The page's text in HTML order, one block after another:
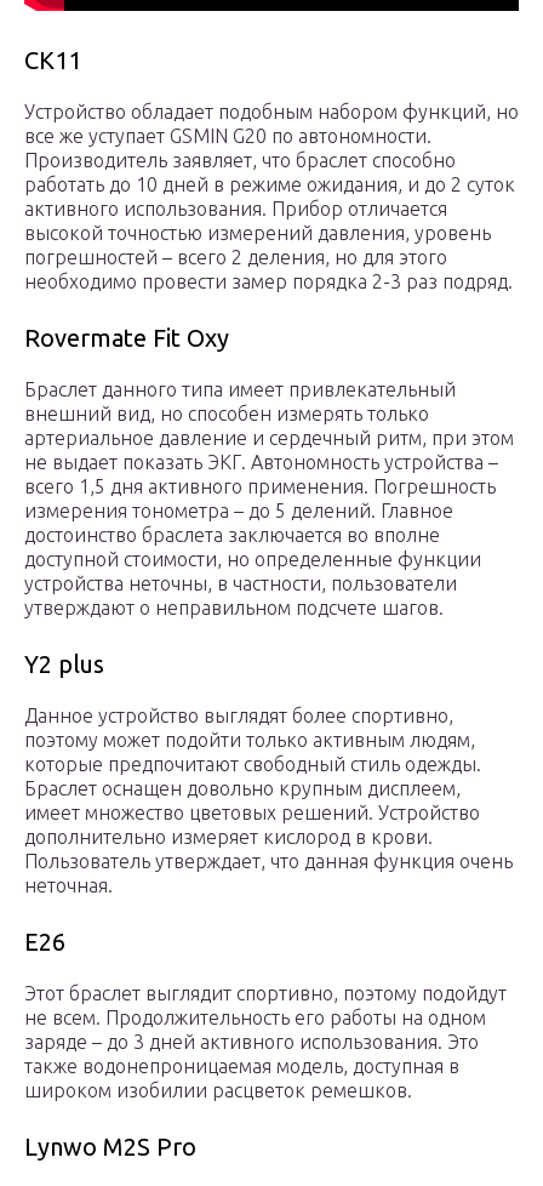
CK11
Устройство обладает подобным набором функций, но
все же уступает GSMIN G20 по автономности.
Производитель заявляет, что браслет способно
работать до 10 дней в режиме ожидания, и до 2 суток
активного использования. Прибор отличается
высокой точностью измерений давления, уровень
погрешностей – всего 2 деления, но для этого
необходимо провести замер порядка 2-3 раз подряд.
Rovermate Fit Oxy
Браслет данного типа имеет привлекательный
внешний вид, но способен измерять только
артериальное давление и сердечный ритм, при этом
не выдает показать ЭКГ. Автономность устройства –
всего 1,5 дня активного применения. Погрешность
измерения тонометра – до 5 делений. Главное
достоинство браслета заключается во вполне
доступной стоимости, но определенные функции
устройства неточны, в частности, пользователи
утверждают о неправильном подсчете шагов.
Y2 plus
Данное устройство выглядят более спортивно,
поэтому может подойти только активным людям,
которые предпочитают свободный стиль одежды.
Браслет оснащен довольно крупным дисплеем,
имеет множество цветовых решений. Устройство
дополнительно измеряет кислород в крови.
Пользователь утверждает, что данная функция очень
неточная.
E26
Этот браслет выглядит спортивно, поэтому подойдут
не всем. Продолжительность его работы на одном
заряде – до 3 дней активного использования. Это
также водонепроницаемая модель, доступная в
широком изобилии расцветок ремешков.
Lynwo M2S Pro